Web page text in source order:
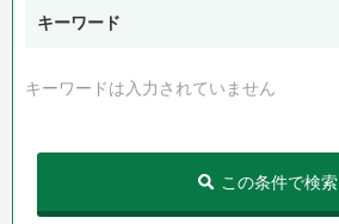
キーワード
キーワードは入力されていません
この条件で検索